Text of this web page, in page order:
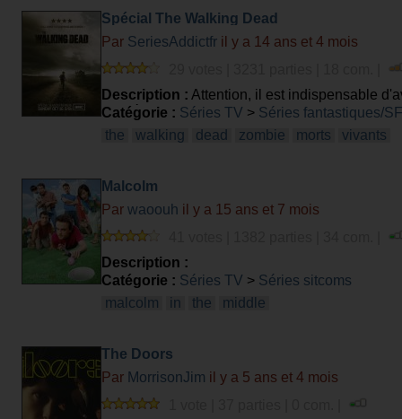
Spécial The Walking Dead
Par SeriesAddictfr il y a 14 ans et 4 mois
Description : Attention, il est indispensable
spoilé !
Catégorie : Séries TV > Séries fantastiques/SF
the
walking dead zombie morts vivants
Malcolm
Par waoouh il y a 15 ans et 7 mois
Description :
Catégorie : Séries TV > Séries sitcoms
malcolm
in the middle
The Doors
Par MorrisonJim il y a 5 ans et 4 mois